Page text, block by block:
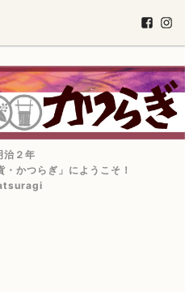
治２年
かつらぎ」にようこそ！